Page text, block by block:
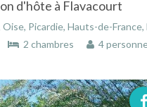
d'hôte à Flavacourt
Oise, Picardie, Hauts-de-France,
2 chambres 4